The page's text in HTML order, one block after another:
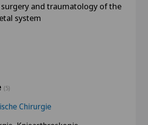
and traumatology of the
system
(5)
Chirurgie